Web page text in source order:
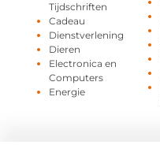
Tijdschriften
Cadeau
Dienstverlening
Dieren
Electronica en
Computers
Energie